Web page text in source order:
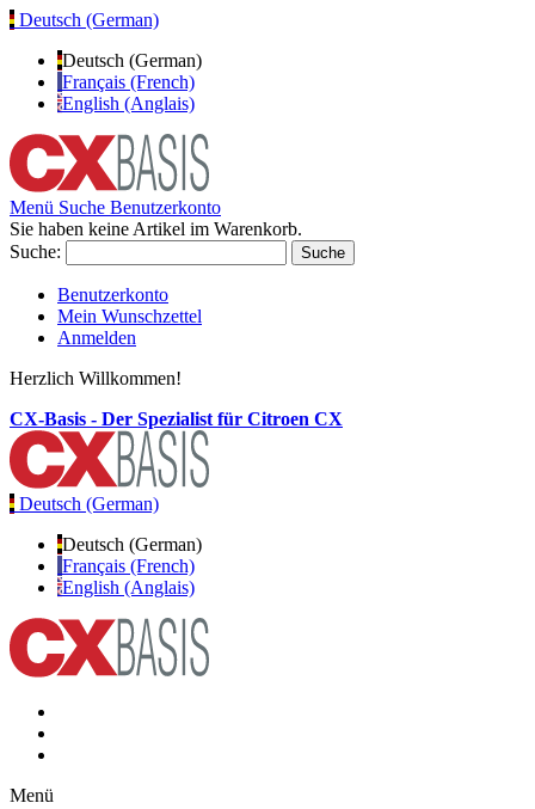
Deutsch (German)
Deutsch (German)
Français (French)
English (Anglais)
Menü Suche Benutzerkonto
Sie haben keine Artikel im Warenkorb.
Suche:
Suche
Benutzerkonto
Mein Wunschzettel
Anmelden
Herzlich Willkommen!
CX-Basis - Der Spezialist für Citroen CX
Deutsch (German)
Deutsch (German)
Français (French)
English (Anglais)
Menü